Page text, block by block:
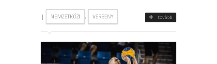
| NEMZETKÖZI , VERSENY tovább